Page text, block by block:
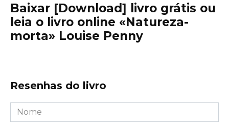
Baixar [Download] livro grátis ou
leia o livro online «Natureza-
morta» Louise Penny
Resenhas do livro
Nome
*